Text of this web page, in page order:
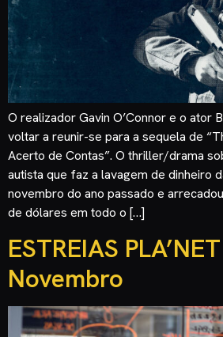
O realizador Gavin O’Connor e o ator
voltar a reunir-se para a sequela de
Acerto de Contas”. O thriller/drama
autista que faz a lavagem de dinheiro
novembro do ano passado e
de dólares em todo o […]
ESTREIAS
Novembro